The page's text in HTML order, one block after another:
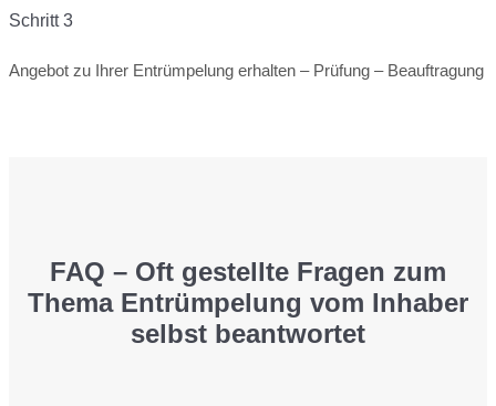
Schritt 3
Angebot zu Ihrer Entrümpelung erhalten – Prüfung – Beauftragung
FAQ – Oft gestellte Fragen zum
Thema Entrümpelung vom Inhaber
selbst beantwortet